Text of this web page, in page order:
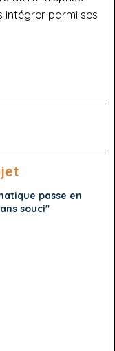
intégrer parmi ses
passe en
souci"